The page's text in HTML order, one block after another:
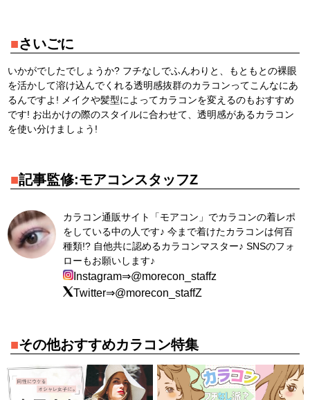
■さいごに
いかがでしたでしょうか? フチなしでふんわりと、もともとの裸眼
を活かして溶け込んでくれる透明感抜群のカラコンってこんなにあ
るんですよ! メイクや髪型によってカラコンを変えるのもおすすめ
です! お出かけの際のスタイルに合わせて、透明感があるカラコン
を使い分けましょう!
■記事監修:モアコンスタッフZ
カラコン通販サイト「モアコン」でカラコンの着レポ
をしている中の人です♪ 今まで着けたカラコンは何百
種類!? 自他共に認めるカラコンマスター♪ SNSのフォ
ローもお願いします♪
Instagram⇒@morecon_staffz
Twitter⇒@morecon_staffZ
■その他おすすめカラコン特集